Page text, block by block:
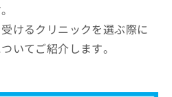
けるクリニックを選ぶ際に
いてご紹介します。